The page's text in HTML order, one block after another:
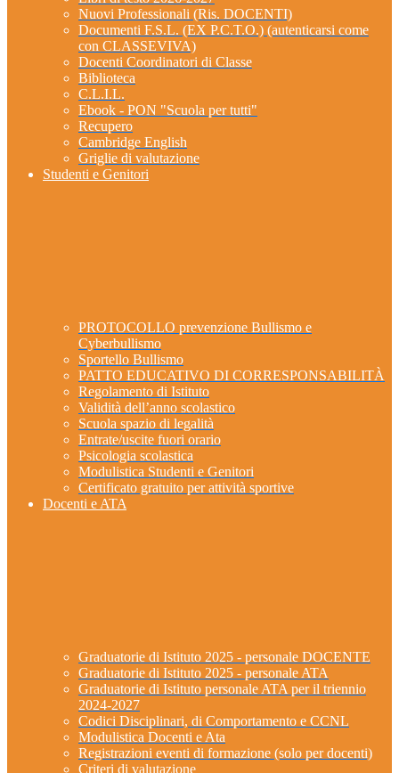
Nuovi Professionali (Ris. DOCENTI)
Documenti F.S.L. (EX P.C.T.O.) (autenticarsi come
con CLASSEVIVA)
Docenti Coordinatori di Classe
Biblioteca
C.L.I.L.
Ebook - PON "Scuola per tutti"
Recupero
Cambridge English
Griglie di valutazione
Studenti e Genitori
PROTOCOLLO prevenzione Bullismo e
Cyberbullismo
Sportello Bullismo
PATTO EDUCATIVO DI CORRESPONSABILITÀ
Regolamento di Istituto
Validità dell’anno scolastico
Scuola spazio di legalità
Entrate/uscite fuori orario
Psicologia scolastica
Modulistica Studenti e Genitori
Certificato gratuito per attività sportive
Docenti e ATA
Graduatorie di Istituto 2025 - personale DOCENTE
Graduatorie di Istituto 2025 - personale ATA
Graduatorie di Istituto personale ATA per il triennio
2024-2027
Codici Disciplinari, di Comportamento e CCNL
Modulistica Docenti e Ata
Registrazioni eventi di formazione (solo per docenti)
Criteri di valutazione